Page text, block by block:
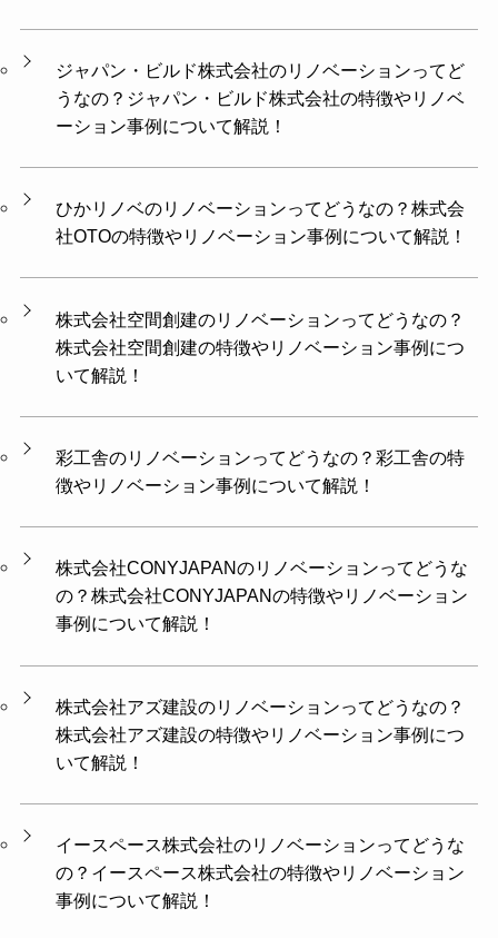
ジャパン・ビルド株式会社のリノベーションってど
うなの？ジャパン・ビルド株式会社の特徴やリノベ
ーション事例について解説！
ひかリノベのリノベーションってどうなの？株式会
社OTOの特徴やリノベーション事例について解説！
株式会社空間創建のリノベーションってどうなの？
株式会社空間創建の特徴やリノベーション事例につ
いて解説！
彩工舎のリノベーションってどうなの？彩工舎の特
徴やリノベーション事例について解説！
株式会社CONYJAPANのリノベーションってどうな
の？株式会社CONYJAPANの特徴やリノベーション
事例について解説！
株式会社アズ建設のリノベーションってどうなの？
株式会社アズ建設の特徴やリノベーション事例につ
いて解説！
イースペース株式会社のリノベーションってどうな
の？イースペース株式会社の特徴やリノベーション
事例について解説！